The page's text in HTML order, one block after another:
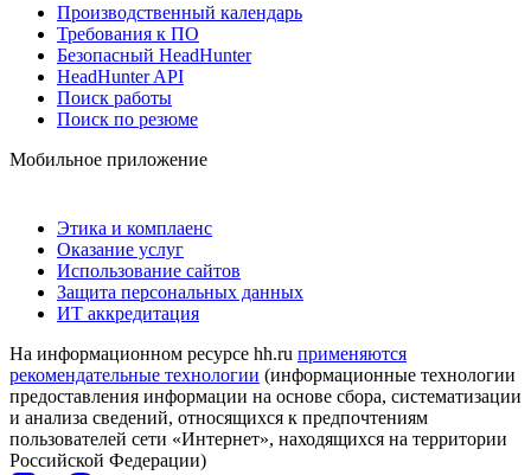
Производственный календарь
Требования к ПО
Безопасный HeadHunter
HeadHunter API
Поиск работы
Поиск по резюме
Мобильное приложение
Этика и комплаенс
Оказание услуг
Использование сайтов
Защита персональных данных
ИТ аккредитация
На информационном ресурсе hh.ru применяются
рекомендательные технологии (информационные технологии
предоставления информации на основе сбора, систематизации
и анализа сведений, относящихся к предпочтениям
пользователей сети «Интернет», находящихся на территории
Российской Федерации)